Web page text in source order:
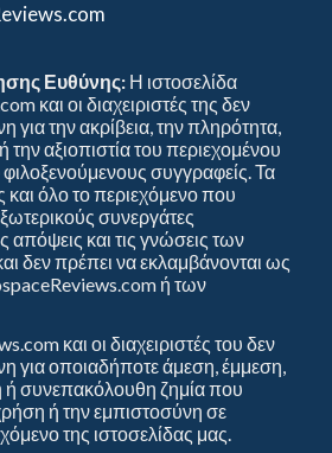
Ευθύνης: Η ιστοσελίδα
και οι διαχειριστές της δεν
για την ακρίβεια, την πληρότητα,
την αξιοπιστία του περιεχομένου
συγγραφείς. Τα
και όλο το περιεχόμενο που
συνεργάτες
απόψεις και τις γνώσεις των
δεν πρέπει να εκλαμβάνονται ως
ή των
και οι διαχειριστές του δεν
για οποιαδήποτε άμεση, έμμεση,
ή συνεπακόλουθη ζημία που
ή την εμπιστοσύνη σε
της ιστοσελίδας μας.